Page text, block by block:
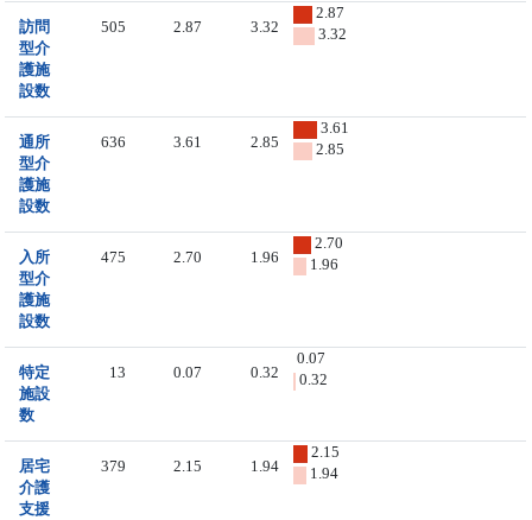
訪問
型介
護施
設数
505 2.87 3.32
2.87
3.32
通所
型介
護施
設数
636 3.61 2.85
3.61
2.85
入所
型介
護施
設数
475 2.70 1.96
2.70
1.96
特定
施設
数
13 0.07 0.32
0.07
0.32
居宅
介護
支援
379 2.15 1.94
2.15
1.94